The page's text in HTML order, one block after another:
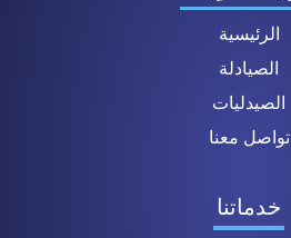
الرئيسية
الصيادلة
الصيدليات
تواصل معنا
خدماتنا